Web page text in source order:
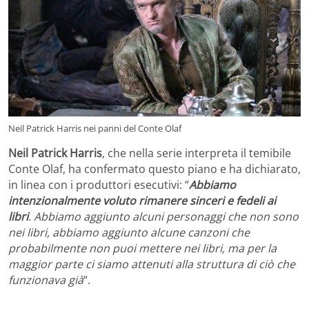
Neil Patrick Harris nei panni del Conte Olaf
Neil Patrick Harris, che nella serie interpreta il temibile
Conte Olaf, ha confermato questo piano e ha dichiarato,
in linea con i produttori esecutivi: “Abbiamo
intenzionalmente voluto rimanere sinceri e fedeli ai
libri. Abbiamo aggiunto alcuni personaggi che non sono
nei libri, abbiamo aggiunto alcune canzoni che
probabilmente non puoi mettere nei libri, ma per la
maggior parte ci siamo attenuti alla struttura di ciò che
funzionava già“.